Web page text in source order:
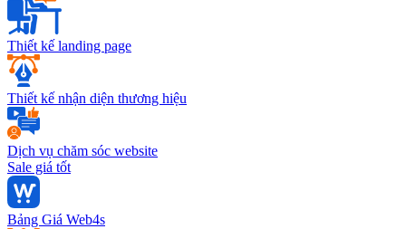
Thiết kế landing page
Thiết kế nhận diện thương hiệu
Dịch vụ chăm sóc website
Sale giá tốt
Bảng Giá Web4s